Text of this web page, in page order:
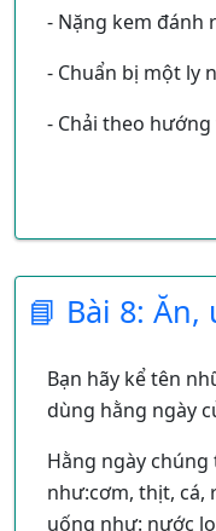
miệng
Kết Luận: Hàm
mới gọi là răng
- Nặng kem đánh
- Chuẩn bị một ly
- Chải theo
📘 Bài 8:
Bạn hãy kể tên
dùng hằng ngày
Hằng ngày
như:cơm, thịt, cá,
uống như: nước